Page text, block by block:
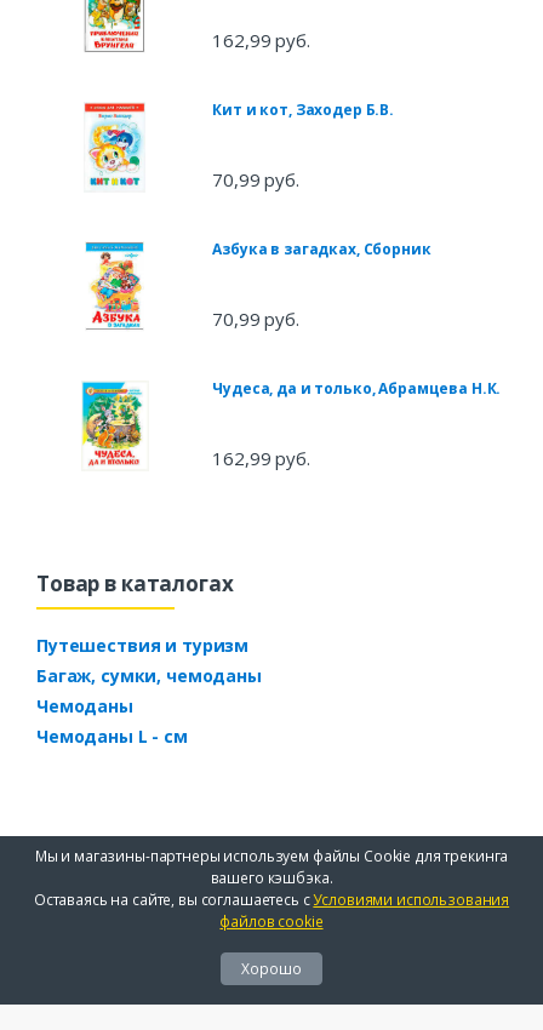
162,99 руб.
Кит и кот, Заходер Б.В.
70,99 руб.
Азбука в загадках, Сборник
70,99 руб.
Чудеса, да и только, Абрамцева Н.К.
162,99 руб.
Товар в каталогах
Путешествия и туризм
Багаж, сумки, чемоданы
Чемоданы
Чемоданы L - см
Мы и магазины-партнеры используем файлы Cookie для трекинга
вашего кэшбэка.
Оставаясь на сайте, вы соглашаетесь сУсловиями использования
файлов cookie
Хорошо